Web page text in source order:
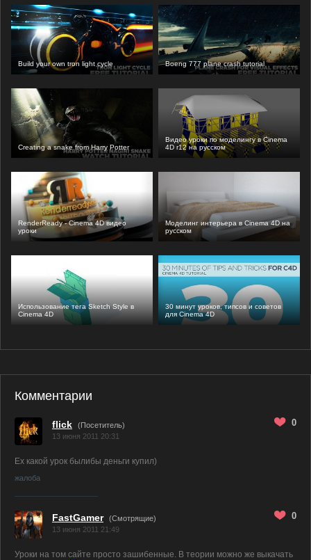
Build your own tron light cycle Boeng 777 plane crash tutorial
Creating a snake from Harry Potter
Видео уроки по моделингу в Cinema
4D r12 на русском
RenderReady - Cinema 4D видео
уроки
Моделинг интерьера в Cinema 4D на
русском
Использование тега Sketch Style в
Cinema 4D
30 минут уроков, типсов и советов
для Cinema 4D
Комментарии
flick
(Посетитель)
13 июня 2011 20:31
0
Ех какой урок былибы деньги купил)
жалоба
FastGamer (Смотрящие)
13 июня 2011 21:49
0
Уроки на том сайте просто зашибенные. В теории можно же выкачать